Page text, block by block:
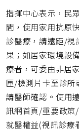
指揮中心表示，民
間，使用家用抗原
診醫療，請遠距/視
果；如居家環境設
療者，可委由非居
匣/檢測片卡至診所
請醫師確認。使用
訊網首頁/重要政
就醫權益(視訊診